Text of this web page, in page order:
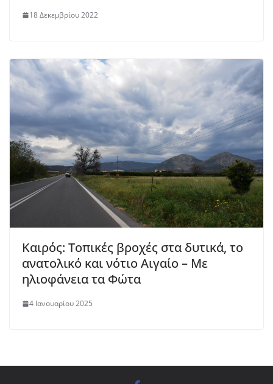
18 Δεκεμβρίου 2022
Καιρός: Τοπικές βροχές στα δυτικά, το
ανατολικό και νότιο Αιγαίο – Με
ηλιοφάνεια τα Φώτα
4 Ιανουαρίου 2025